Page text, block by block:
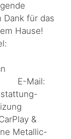
Dank für das
Hause!
E-Mail:
&
Metallic-